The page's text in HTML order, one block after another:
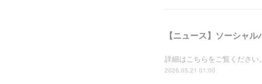
詳細はこちらをご覧ください。
2026.05.21 01:00